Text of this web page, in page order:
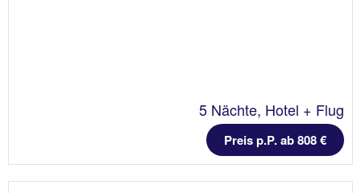
5 Nächte, Hotel + Flug
Preis p.P. ab 808 €